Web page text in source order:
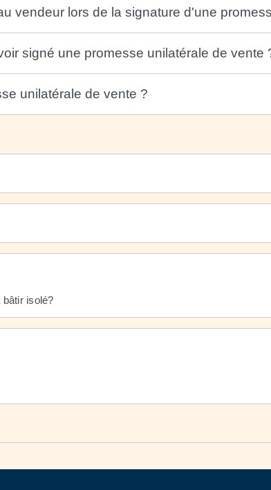
vendeur lors de la signature d'une
signé une promesse unilatérale de vente
unilatérale de vente ?
isolé?